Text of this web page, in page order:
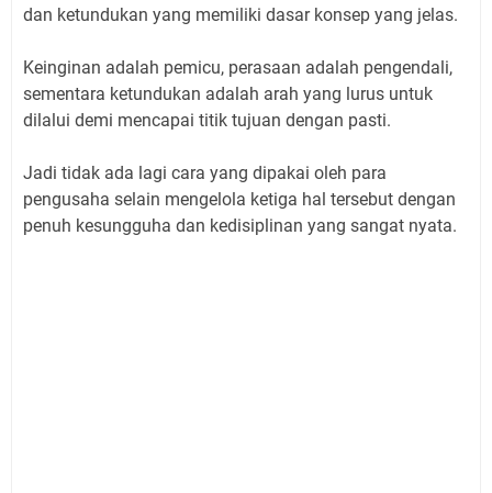
dan ketundukan yang memiliki dasar konsep yang jelas.
Keinginan adalah pemicu, perasaan adalah pengendali,
sementara ketundukan adalah arah yang lurus untuk
dilalui demi mencapai titik tujuan dengan pasti.
Jadi tidak ada lagi cara yang dipakai oleh para
pengusaha selain mengelola ketiga hal tersebut dengan
penuh kesungguha dan kedisiplinan yang sangat nyata.